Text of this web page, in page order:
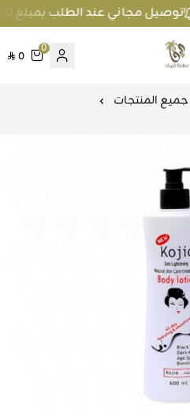
توصيل مجاني عند الطلب بمبلغ 100 ريال واكثر داخل جدة و 200 ريال واكثر برا جدة
متجر عطارة فيفا
0
0
جميع المنتجات